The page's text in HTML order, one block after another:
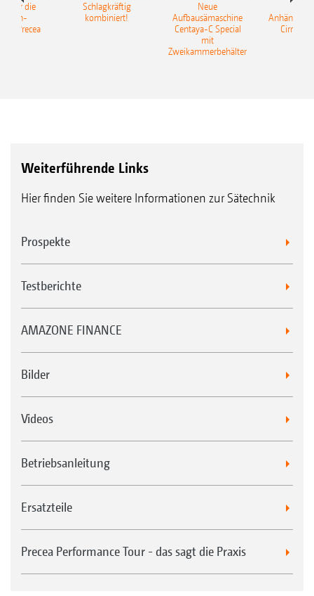
für die
Precea
Schlagkräftig
kombiniert!
Neue
Aufbausämaschine
Centaya-C Special
mit
Zweikammerbehälter
Cirrus
Weiterführende Links
Hier finden Sie weitere Informationen zur Sätechnik
Prospekte
Testberichte
AMAZONE FINANCE
Bilder
Videos
Betriebsanleitung
Ersatzteile
Precea Performance Tour - das sagt die Praxis